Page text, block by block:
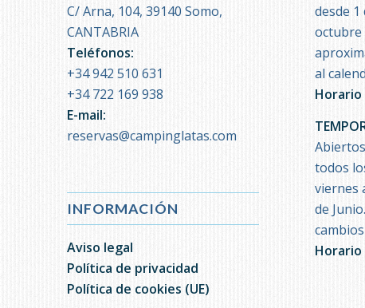
C/ Arna, 104, 39140 Somo,
CANTABRIA
Teléfonos:
+34 942 510 631
+34 722 169 938
E-mail:
reservas@campinglatas.com
INFORMACIÓN
Aviso legal
Política de privacidad
Política de cookies (UE)
desde
octubre
al
Horario
todos
viernes
de
Horario